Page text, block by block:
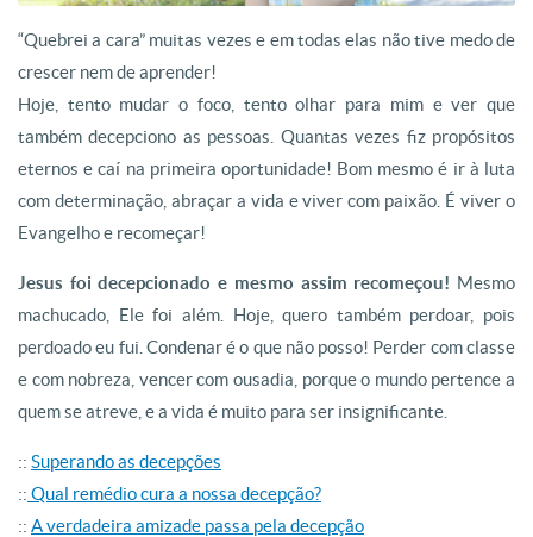
“Quebrei a cara” muitas vezes e em todas elas não tive medo de
crescer nem de aprender!
Hoje, tento mudar o foco, tento olhar para mim e ver que
também decepciono as pessoas. Quantas vezes fiz propósitos
eternos e caí na primeira oportunidade! Bom mesmo é ir à luta
com determinação, abraçar a vida e viver com paixão. É viver o
Evangelho e recomeçar!
Jesus foi decepcionado e mesmo assim recomeçou! Mesmo
machucado, Ele foi além. Hoje, quero também perdoar, pois
perdoado eu fui. Condenar é o que não posso! Perder com classe
e com nobreza, vencer com ousadia, porque o mundo pertence a
quem se atreve, e a vida é muito para ser insignificante.
:: Superando as decepções
:: Qual remédio cura a nossa decepção?
:: A verdadeira amizade passa pela decepção